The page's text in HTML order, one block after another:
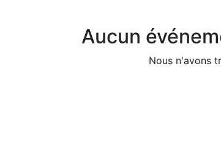
Aucun
Nous n'avons